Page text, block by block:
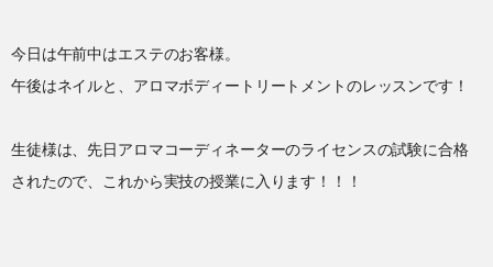
今日は午前中はエステのお客様。
午後はネイルと、アロマボディートリートメントのレッスンです！
生徒様は、先日アロマコーディネーターのライセンスの試験に合格
されたので、これから実技の授業に入ります！！！